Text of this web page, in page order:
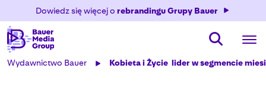
Dowiedz się więcej o rebrandingu Grupy Bauer
Wydawnictwo Bauer Kobieta i Życie  lider w segmencie